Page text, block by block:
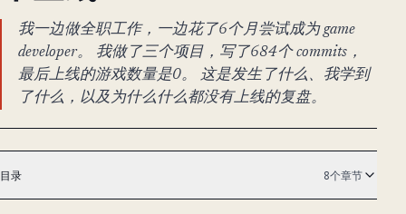
我一边做全职工作，一边花了6个月尝试成为 game
developer。 我做了三个项目，写了684个 commits，
最后上线的游戏数量是0。 这是发生了什么、我学到
了什么，以及为什么什么都没有上线的复盘。
目录 8个章节